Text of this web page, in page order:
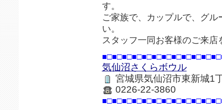
す。
ご家族で、カップルで、グ
い。
スタッフ一同お客様のご来
気仙沼さくらボウル
宮城県気仙沼市東新城1
0226-22-3860